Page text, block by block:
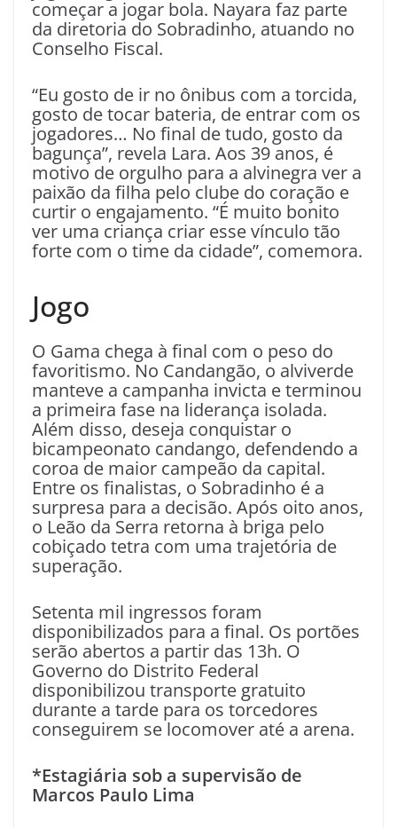
começar a jogar bola. Nayara faz parte
da diretoria do Sobradinho, atuando no
Conselho Fiscal.
“Eu gosto de ir no ônibus com a torcida,
gosto de tocar bateria, de entrar com os
jogadores… No final de tudo, gosto da
bagunça”, revela Lara. Aos 39 anos, é
motivo de orgulho para a alvinegra ver a
paixão da filha pelo clube do coração e
curtir o engajamento. “É muito bonito
ver uma criança criar esse vínculo tão
forte com o time da cidade”, comemora.
Jogo
O Gama chega à final com o peso do
favoritismo. No Candangão, o alviverde
manteve a campanha invicta e terminou
a primeira fase na liderança isolada.
Além disso, deseja conquistar o
bicampeonato candango, defendendo a
coroa de maior campeão da capital.
Entre os finalistas, o Sobradinho é a
surpresa para a decisão. Após oito anos,
o Leão da Serra retorna à briga pelo
cobiçado tetra com uma trajetória de
superação.
Setenta mil ingressos foram
disponibilizados para a final. Os portões
serão abertos a partir das 13h. O
Governo do Distrito Federal
disponibilizou transporte gratuito
durante a tarde para os torcedores
conseguirem se locomover até a arena.
*Estagiária sob a supervisão de
Marcos Paulo Lima